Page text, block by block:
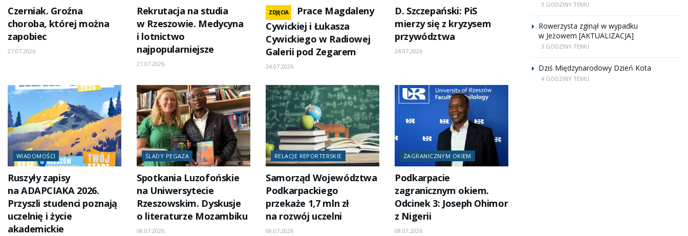
Czerniak. Groźna
choroba, której można
zapobiec
27.07.2026
Rekrutacja na studia
w Rzeszowie. Medycyna
i lotnictwo
najpopularniejsze
27.07.2026
ZDJĘCIA
Prace Magdaleny
Cywickiej i Łukasza
Cywickiego w Radiowej
Galerii pod Zegarem
24.07.2026
D. Szczepański: PiS
mierzy się z kryzysem
przywództwa
24.07.2026
WIADOMOŚCI
Ruszyły zapisy
na ADAPCIAKA 2026.
Przyszli studenci poznają
uczelnię i życie
akademickie
ŚLADY PEGAZA
Spotkania Luzofońskie
na Uniwersytecie
Rzeszowskim. Dyskusje
o literaturze Mozambiku
08.07.2026
RELACJE REPORTERSKIE
Samorząd Województwa
Podkarpackiego
przekaże 1,7 mln zł
na rozwój uczelni
08.07.2026
ZAGRANICZNYM OKIEM
Podkarpacie
zagranicznym okiem.
Odcinek 3: Joseph Ohimor
z Nigerii
08.07.2026
3 GODZINY TEMU
Rowerzysta zginął w wypadku
w Jeżowem [AKTUALIZACJA]
3 GODZINY TEMU
Dziś Międzynarodowy Dzień Kota
4 GODZINY TEMU